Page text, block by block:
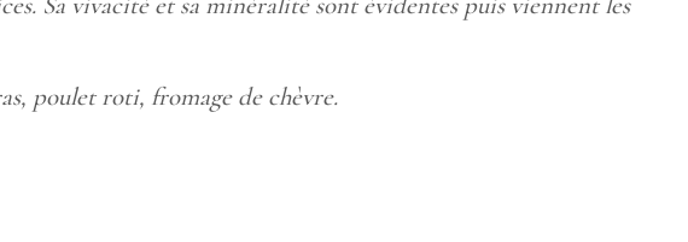
poulet roti, fromage de chèvre.